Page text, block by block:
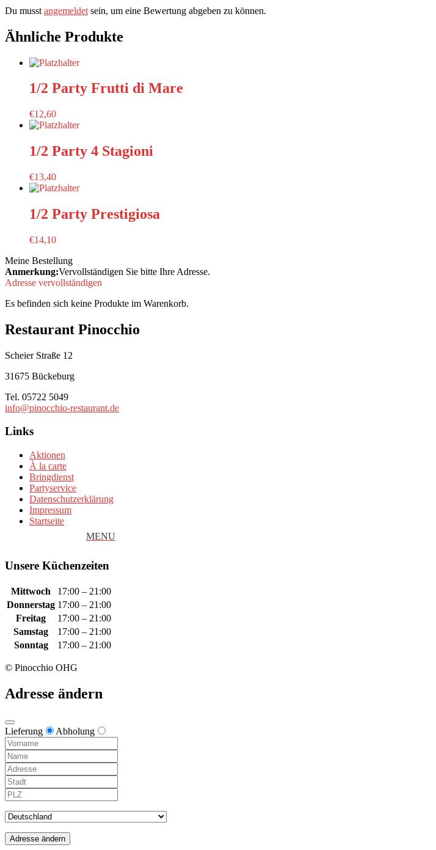
Du musst angemeldet sein, um eine Bewertung abgeben zu können.
Ähnliche Produkte
1/2 Party Frutti di Mare
€12,60
1/2 Party 4 Stagioni
€13,40
1/2 Party Prestigiosa
€14,10
Meine Bestellung
Anmerkung:Vervollständigen Sie bitte Ihre Adresse.
Adresse vervollständigen
Es befinden sich keine Produkte im Warenkorb.
Restaurant Pinocchio
Scheier Straße 12
31675 Bückeburg
Tel. 05722 5049
info@pinocchio-restaurant.de
Links
Aktionen
À la carte
Bringdienst
Partyservice
Datenschutzerklärung
Impressum
Startseite
Unsere Küchenzeiten
Mittwoch
17:00 – 21:00
Donnerstag 17:00 – 21:00
Freitag
17:00 – 21:00
Samstag
17:00 – 21:00
Sonntag
17:00 – 21:00
© Pinocchio OHG
Adresse ändern
Lieferung Abholung
Adresse ändern